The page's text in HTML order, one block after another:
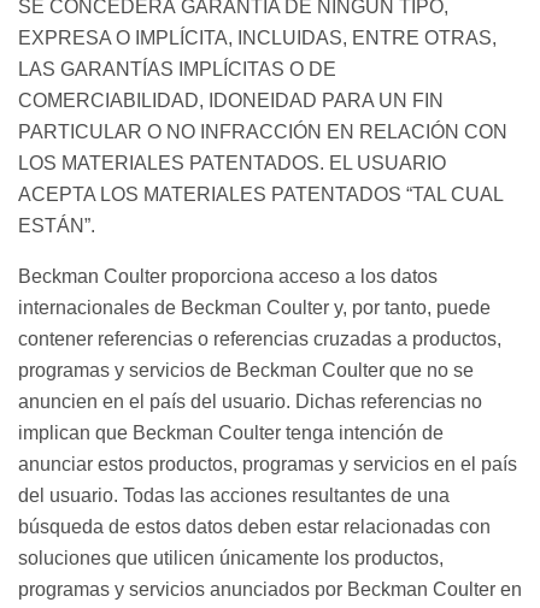
SE CONCEDERÁ GARANTÍA DE NINGÚN TIPO,
EXPRESA O IMPLÍCITA, INCLUIDAS, ENTRE OTRAS,
LAS GARANTÍAS IMPLÍCITAS O DE
COMERCIABILIDAD, IDONEIDAD PARA UN FIN
PARTICULAR O NO INFRACCIÓN EN RELACIÓN CON
LOS MATERIALES PATENTADOS. EL USUARIO
ACEPTA LOS MATERIALES PATENTADOS “TAL CUAL
ESTÁN”.
Beckman Coulter proporciona acceso a los datos
internacionales de Beckman Coulter y, por tanto, puede
contener referencias o referencias cruzadas a productos,
programas y servicios de Beckman Coulter que no se
anuncien en el país del usuario. Dichas referencias no
implican que Beckman Coulter tenga intención de
anunciar estos productos, programas y servicios en el país
del usuario. Todas las acciones resultantes de una
búsqueda de estos datos deben estar relacionadas con
soluciones que utilicen únicamente los productos,
programas y servicios anunciados por Beckman Coulter en